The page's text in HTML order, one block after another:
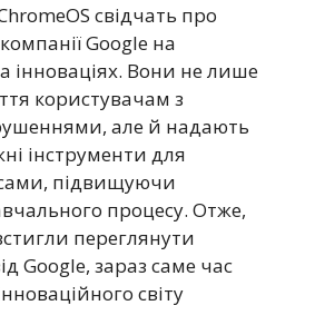
свідчать про
Google на
інноваціях. Вони не лише
користувачам з
але й надають
інструменти для
підвищуючи
процесу. Отже,
переглянути
Google, зараз саме час
світу